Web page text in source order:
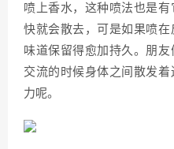
喷上香水，这种喷法也是
快就会散去，可是如果喷
味道保留得愈加持久。朋
交流的时候身体之间散发
力呢。